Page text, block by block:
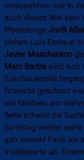
vorausahnen wie in
auch dieses Mal kein
Pferdelunge Jordi
stehen Luis Enrique
Javier Mascherano
Marc Bartra wird sich
Zuschauerrolle
Granada geschont
mit Mathieu am
Seite scheint die
Samstag wieder
gab sowohl Fans als
Visitenkarte ab.